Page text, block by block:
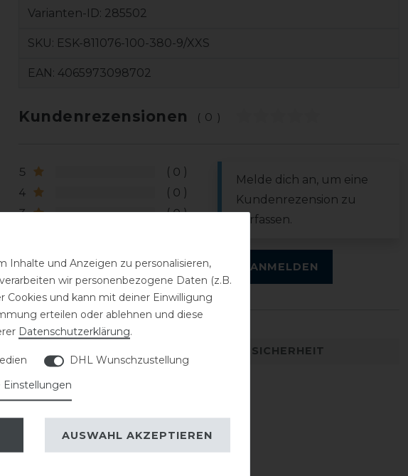
Varianten-ID: 285502
SKU: ESK-811076-100-380-9/XXS
EAN: 4065973098702
Kundenrezensionen (0)
5
0
4
0
3
0
Melde dich an, um eine
Kundenrezension zu
verfassen.
ANMELDEN
DETAILS ZUR PRODUKTSICHERHEIT
Inhalte und Anzeigen zu personalisieren,
wir personenbezogene Daten (z.B.
und kann mit deiner Einwilligung
erteilen oder ablehnen und diese
Daten­schutz­erklärung.
DHL Wunschzustellung
Einstellungen
AUSWAHL AKZEPTIEREN